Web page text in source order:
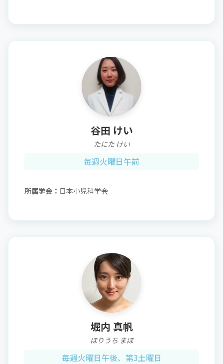
谷田 けい
たにた けい
毎週火曜日午前
所属学会： 日本小児科学会
堀内 真帆
ほりうち まほ
毎週火曜日午後、第3土曜日